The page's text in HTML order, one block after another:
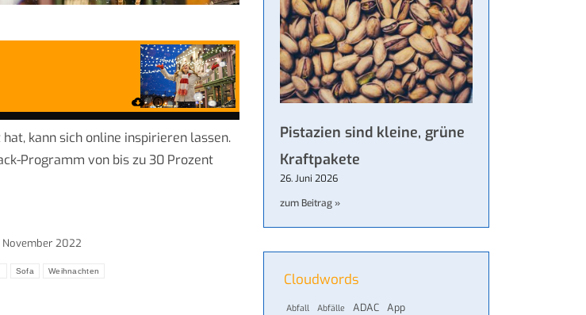
kann sich online inspirieren lassen.
Programm von bis zu 30 Prozent
November 2022
Sofa Weihnachten
Pistazien sind kleine, grüne
Kraftpakete
26. Juni 2026
zum Beitrag »
Cloudwords
Abfall Abfälle ADAC App